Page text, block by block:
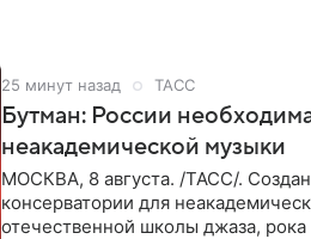
25 минут назад ТАСС
Бутман: России
неакадемической музыки
МОСКВА, 8 августа. /ТАСС/.
консерватории для
отечественной школы джаза,